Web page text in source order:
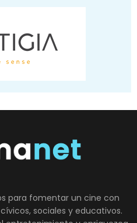
para fomentar un cine con
sociales y educativos.